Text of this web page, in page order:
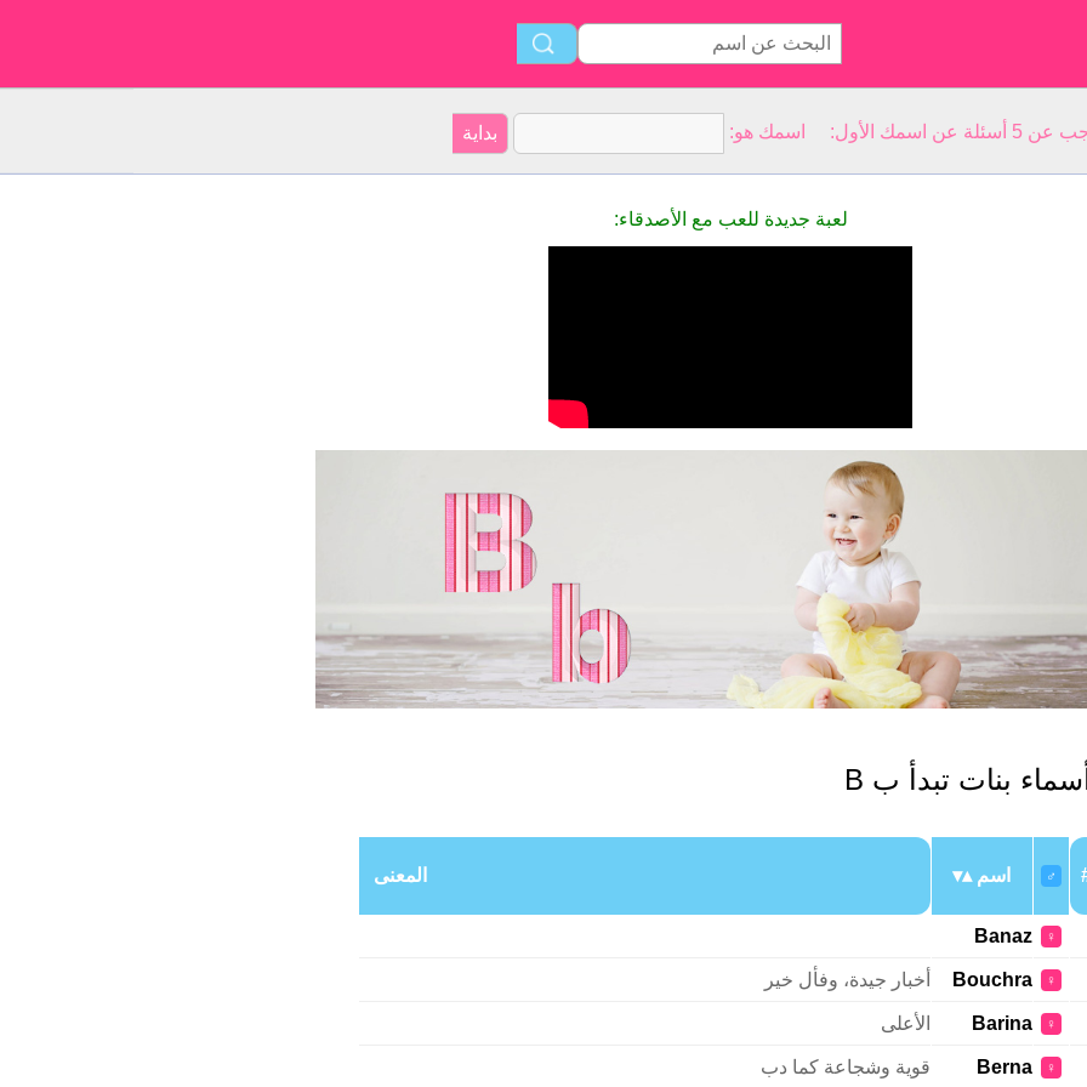
الأول: اسمك هو:
لعبة جديدة للعب مع الأصدقاء:
أسماء بنات تبدأ ب B
♂ اسم المعنى
♀
Banaz
♀
Bouchra أخبار جيدة، وفأل خير
♀
Barina الأعلى
♀
Berna قوية وشجاعة كما دب